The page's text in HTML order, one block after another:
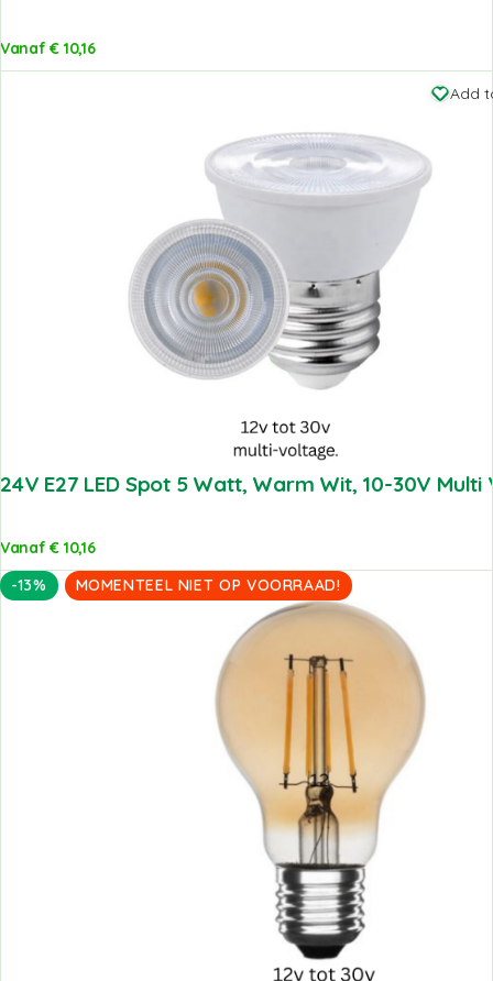
Vanaf€ 10,16
Add
24V E27 LED Spot 5 Watt, Warm Wit, 10-30V Multi
Vanaf€ 10,16
-13%
MOMENTEEL NIET OP VOORRAAD!